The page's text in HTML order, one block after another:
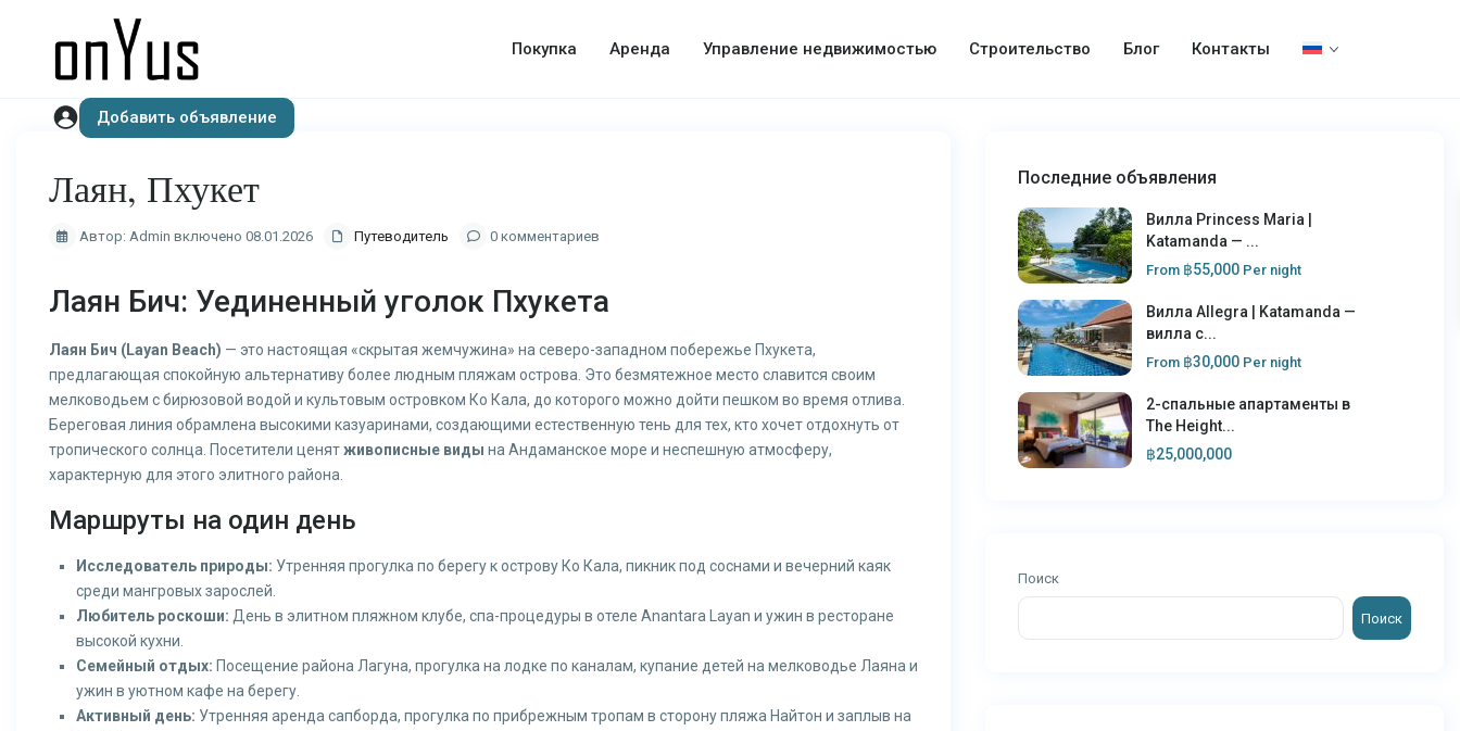
Покупка Аренда Управление недвижимостью Строительство Блог Контакты
Добавить объявление
Лаян, Пхукет
Автор: Admin включено 08.01.2026 Путеводитель 0 комментариев
Лаян Бич: Уединенный уголок Пхукета
Лаян Бич (Layan Beach) — это настоящая «скрытая жемчужина» на северо-западном побережье Пхукета,
предлагающая спокойную альтернативу более людным пляжам острова. Это безмятежное место славится своим
мелководьем с бирюзовой водой и культовым островком Ко Кала, до которого можно дойти пешком во время отлива.
Береговая линия обрамлена высокими казуаринами, создающими естественную тень для тех, кто хочет отдохнуть от
тропического солнца. Посетители ценятживописные виды на Андаманское море и неспешную атмосферу,
характерную для этого элитного района.
Маршруты на один день
Исследователь природы: Утренняя прогулка по берегу к острову Ко Кала, пикник под соснами и вечерний каяк
среди мангровых зарослей.
Любитель роскоши: День в элитном пляжном клубе, спа-процедуры в отеле Anantara Layan и ужин в ресторане
высокой кухни.
Семейный отдых: Посещение района Лагуна, прогулка на лодке по каналам, купание детей на мелководье Лаяна и
ужин в уютном кафе на берегу.
Активный день: Утренняя аренда сапборда, прогулка по прибрежным тропам в сторону пляжа Найтон и заплыв на
Последние объявления
Вилла Princess Maria |
Katamanda — ...
From ฿55,000 Per night
Вилла Allegra | Katamanda —
вилла с...
From ฿30,000 Per night
2-спальные апартаменты в
The Height...
฿25,000,000
Поиск
Поиск